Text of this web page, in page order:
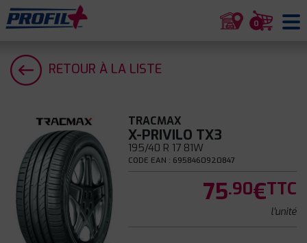
0
RETOUR À LA LISTE
TRACMAX
X-PRIVILO TX3
195/40 R 17 81W
CODE EAN : 6958460920847
75.90€TTC
l'unité